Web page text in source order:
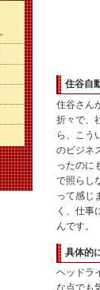
住谷自
住谷さん
折々で、
ら、こう
のビジネ
ったのに
で照らし
って感じ
く、仕事
んです。
具体的
ヘッドラ